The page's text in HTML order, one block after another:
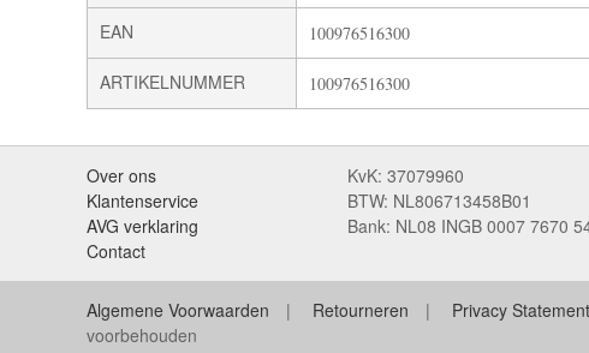
EAN 100976516300
ARTIKELNUMMER 100976516300
Over ons
Klantenservice
AVG verklaring
Contact
KvK: 37079960
BTW: NL806713458B01
Bank: NL08 INGB 0007 7670
Algemene Voorwaarden Retourneren Privacy Statement
voorbehouden